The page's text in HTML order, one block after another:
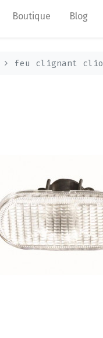
Boutique Blog
feu clignant clio